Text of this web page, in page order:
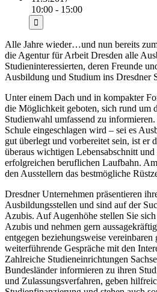
10:00 - 15:00
Alle Jahre wieder…und nun bereits
die Agentur für Arbeit Dresden alle
Studieninteressierten, deren Freunde
Ausbildung und Studium ins Dresdner
Unter einem Dach und in kompakter
die Möglichkeit geboten, sich rund um
Studienwahl umfassend zu
Schule eingeschlagen wird – sei es
gut überlegt und vorbereitet sein, ist er
überaus wichtigen Lebensabschnitt und
erfolgreichen beruflichen Laufbahn.
den Ausstellern das bestmögliche
Dresdner Unternehmen präsentieren
Ausbildungsstellen und sind auf der
Azubis. Auf Augenhöhe stellen Sie
Azubis und nehmen gern
entgegen beziehungsweise
weiterführende Gespräche mit den
Zahlreiche Studieneinrichtungen
Bundesländer informieren zu ihren
und Zulassungsverfahren, geben